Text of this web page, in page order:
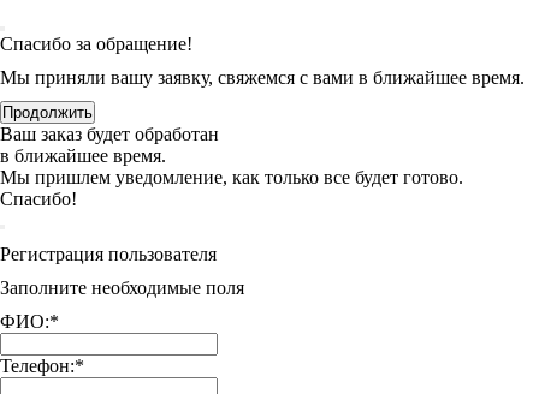
Спасибо за обращение!
Мы приняли вашу заявку, свяжемся с вами в ближайшее время.
Продолжить
Ваш заказ будет обработан
в ближайшее время.
Мы пришлем уведомление, как только все будет готово.
Спасибо!
Регистрация пользователя
Заполните необходимые поля
ФИО:*
Телефон:*